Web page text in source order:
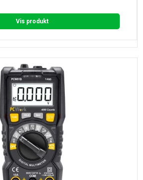
Vis produkt